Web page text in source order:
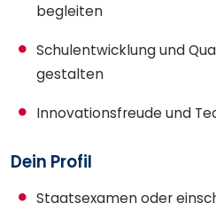
begleiten
Schulentwicklung und
gestalten
Innovationsfreude und
Dein Profil
Staatsexamen oder